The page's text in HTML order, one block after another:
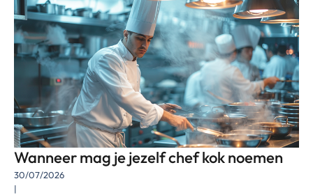
Wanneer mag je jezelf chef kok noemen
30/07/2026
|